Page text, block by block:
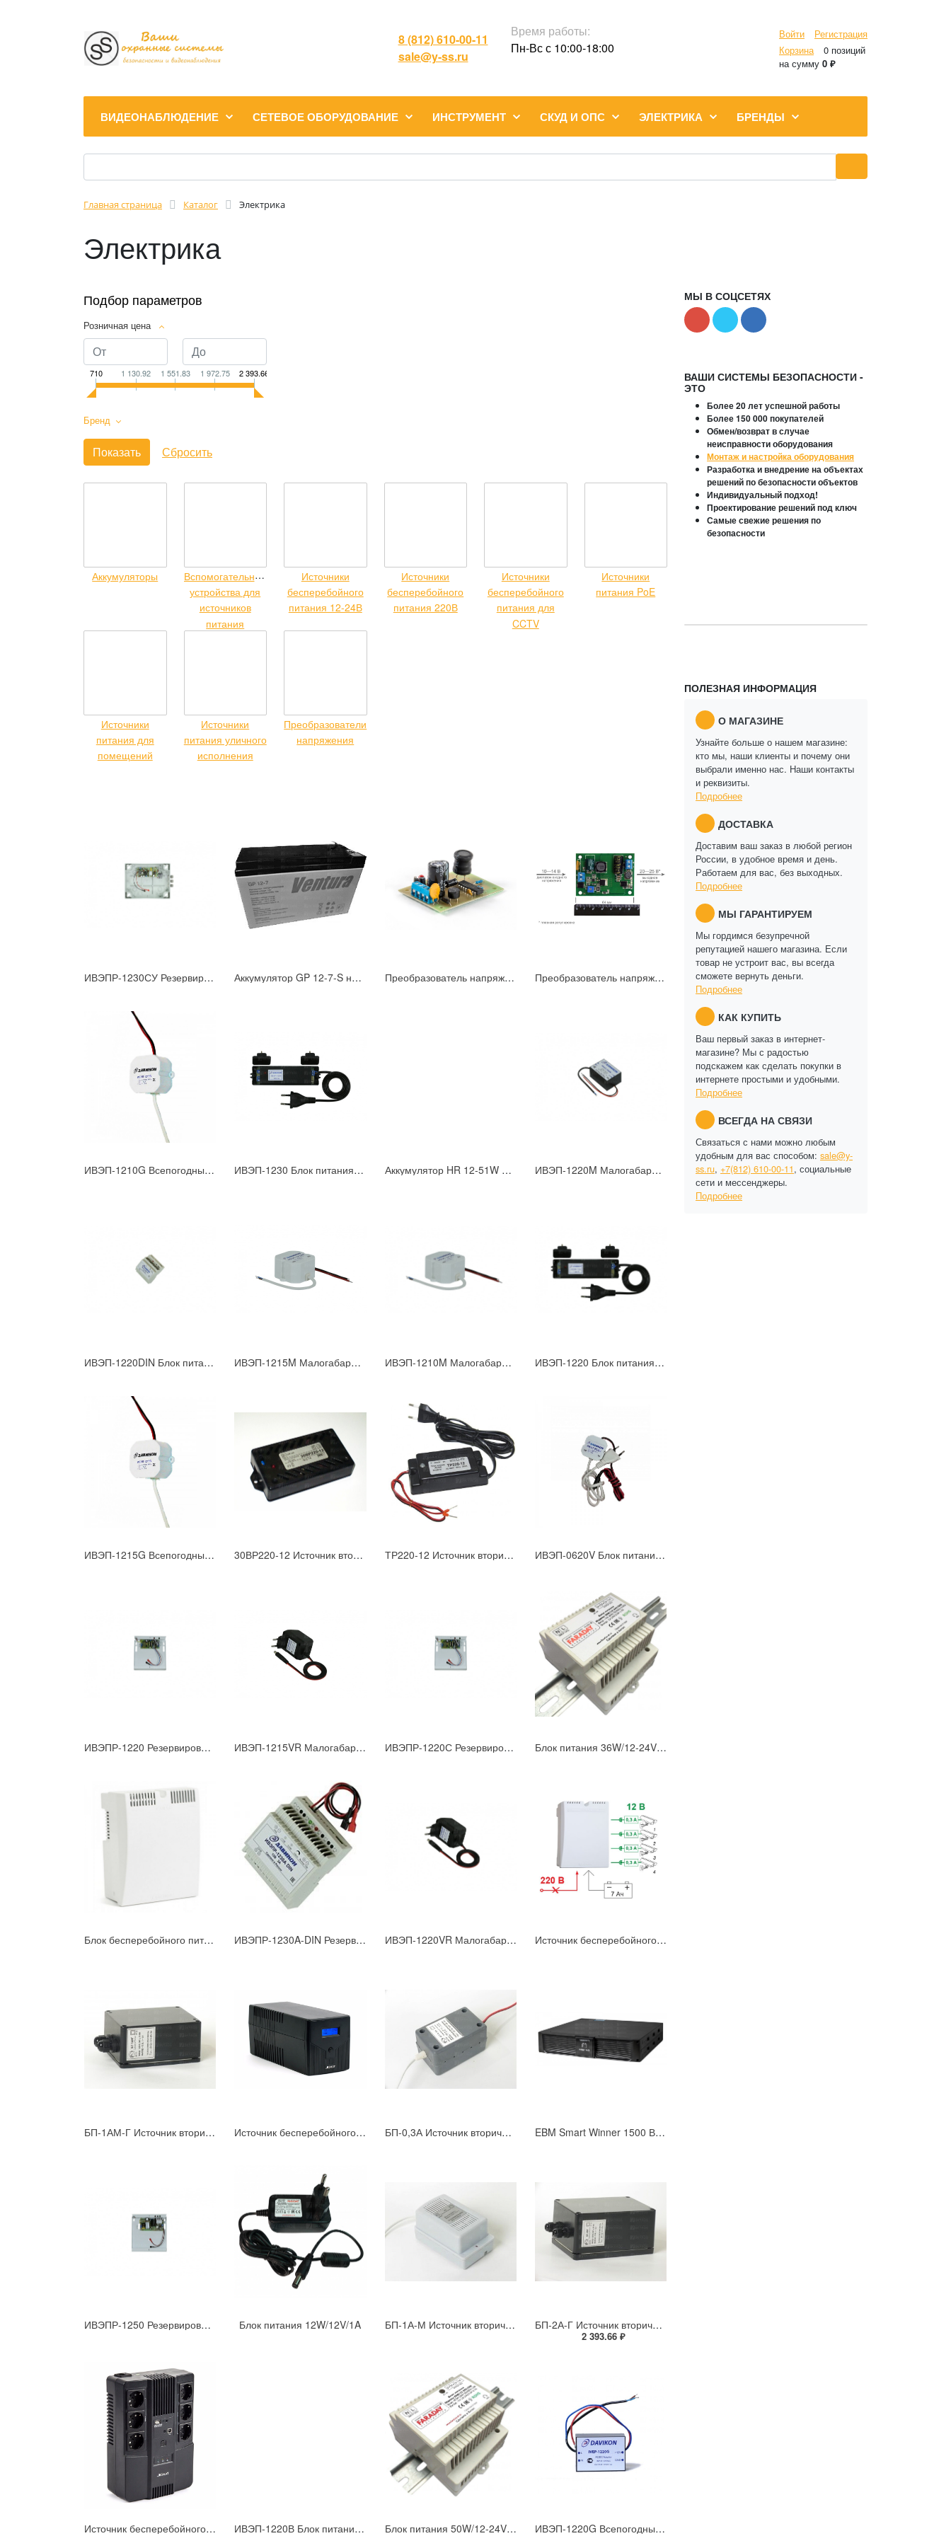
Войти
Регистрация
Корзина
0 позиций
на сумму 0 ₽
8 (812) 610-00-11
sale@y-ss.ru
Время работы:
Пн-Вс с 10:00-18:00
ВИДЕОНАБЛЮДЕНИЕ СЕТЕВОЕ ОБОРУДОВАНИЕ ИНСТРУМЕНТ СКУД И ОПС ЭЛЕКТРИКА БРЕНДЫ
Главная страница Каталог Электрика
Электрика
Подбор параметров
Розничная цена
710 1 130.92 1 551.83 1 972.75 2 393.66
Бренд
Аккумуляторы В
спомогательные
устройства для
источников
питания
Источники
бесперебойного
питания 12-24В
Источники
бесперебойного
питания 220В
Источники
бесперебойного
питания для
CCTV
Источники
питания PoE
Источники
питания для
помещений
Источники
питания уличного
исполнения
Преобразователи
напряжения
ИВЭПР-1230СУ Резервированный всепогодный (IP56) блок питания U=13.5B, Iном=3,0А под АКБ 7А/ч Аккумулятор GP 12-7-S на 7Ач Преобразователь напряжения ПН-24АС/12-1,0 Преобразователь напряжения ПН-12/24-1,0
ИВЭП-1210G Всепогодный блок питания (IP 67) U=12B, Iном=1,0А для скрытой установки ИВЭП-1230 Блок питания U=11,5- 14B; Iном=3А Аккумулятор HR 12-51W DELTA ИВЭП-1220M Малогабаритный блок питания U=12B; Iном=2А
ИВЭП-1220DIN Блок питания U=11,5- 14,5B; Iном=2А на DIN рейку ИВЭП-1215M Малогабаритный блок питания U=12B; Iном=1,5А ИВЭП-1210M Малогабаритный блок питания U=12B; Iном=1А ИВЭП-1220 Блок питания U=11,5- 14B; Iном=2А
ИВЭП-1215G Всепогодный блок питания (IP 67) U=12B, Iном=1,5А для скрытой установки 30ВР220-12 Источник вторичного питания ТР220-12 Источник вторичного питания ИВЭП-0620V Блок питания на 5В
ИВЭПР-1220 Резервированный блок питания U=11.5-14B, Iном=2,0А под АКБ 7А/ч ИВЭП-1215VR Малогабаритный блок питания U=12B; Iном=1,5А ИВЭПР-1220С Резервированный блок питания U=11.5-14B, Iном=2,0А под АКБ 7А/ч Блок питания 36W/12-24V/DIN
Блок бесперебойного питания РАПАН-10П ИВЭПР-1230A-DIN Резервированный блок питания U=11.5-14B, Iном=3,0А под внешнюю АКБ ИВЭП-1220VR Малогабаритный блок питания U=12B; Iном=2А Источник бесперебойного питания SKAT-V.4
БП-1АМ-Г Источник вторичного питания уличный Источник бесперебойного питания SKAT-UPS 1000/600 БП-0,3А Источник вторичного питания EBM Smart Winner 1500 Внешний дополнительный батарейный модуль (12В/7Ач х 6 шт) IPPON
ИВЭПР-1250 Резервированный блок питания U=11.5-14B, Iном=5,0А под АКБ 7А/ч Блок питания 12W/12V/1A БП-1А-М Источник вторичного питания БП-2А-Г Источник вторичного питания уличный
2 393.66 ₽
Источник бесперебойного питания SKAT-UPS 800 AI ИВЭП-1220В Блок питания на 12В для профессионального монтажа Блок питания 50W/12-24V/DIN ИВЭП-1220G Всепогодный блок питания (IP 67) U=12B, Iном=2А для скрытой установки
МЫ В СОЦСЕТЯХ
ВАШИ СИСТЕМЫ БЕЗОПАСНОСТИ -
ЭТО
Более 20 лет успешной работы
Более 150 000 покупателей
Обмен/возврат в случае
неисправности оборудования
Монтаж и настройка оборудования
Разработка и внедрение на объектах
решений по безопасности объектов
Индивидуальный подход!
Проектирование решений под ключ
Самые свежие решения по
безопасности
ПОЛЕЗНАЯ ИНФОРМАЦИЯ
О МАГАЗИНЕ
Узнайте больше о нашем магазине:
кто мы, наши клиенты и почему они
выбрали именно нас. Наши контакты
и реквизиты.
Подробнее
ДОСТАВКА
Доставим ваш заказ в любой регион
России, в удобное время и день.
Работаем для вас, без выходных.
Подробнее
МЫ ГАРАНТИРУЕМ
Мы гордимся безупречной
репутацией нашего магазина. Если
товар не устроит вас, вы всегда
сможете вернуть деньги.
Подробнее
КАК КУПИТЬ
Ваш первый заказ в интернет-
магазине? Мы с радостью
подскажем как сделать покупки в
интернете простыми и удобными.
Подробнее
ВСЕГДА НА СВЯЗИ
Связаться с нами можно любым
удобным для вас способом: sale@y-
ss.ru, +7(812) 610-00-11, социальные
сети и мессенджеры.
Подробнее